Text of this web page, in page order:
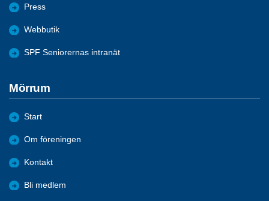
Press
Webbutik
SPF Seniorernas intranät
Mörrum
Start
Om föreningen
Kontakt
Bli medlem